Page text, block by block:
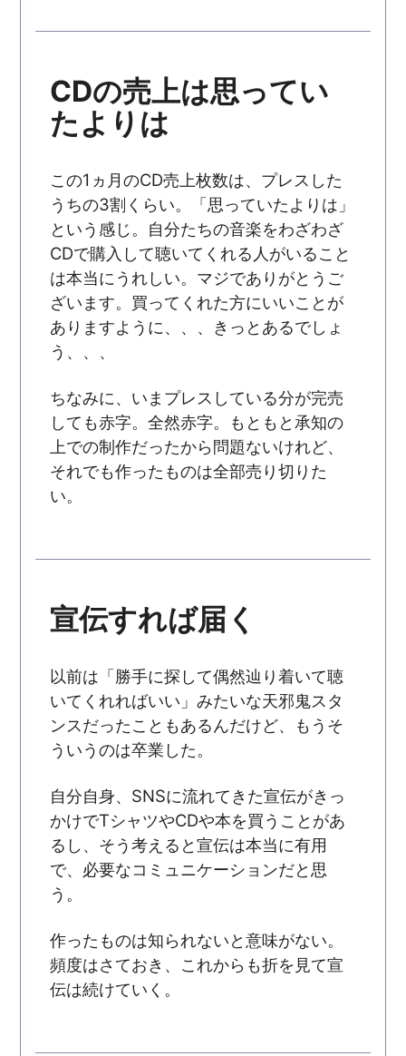
CDの売上は思ってい
たよりは
この1ヵ月のCD売上枚数は、プレスした
うちの3割くらい。「思っていたよりは」
という感じ。自分たちの音楽をわざわざ
CDで購入して聴いてくれる人がいること
は本当にうれしい。マジでありがとうご
ざいます。買ってくれた方にいいことが
ありますように、、、きっとあるでしょ
う、、、
ちなみに、いまプレスしている分が完売
しても赤字。全然赤字。もともと承知の
上での制作だったから問題ないけれど、
それでも作ったものは全部売り切りた
い。
宣伝すれば届く
以前は「勝手に探して偶然辿り着いて聴
いてくれればいい」みたいな天邪鬼スタ
ンスだったこともあるんだけど、もうそ
ういうのは卒業した。
自分自身、SNSに流れてきた宣伝がきっ
かけでTシャツやCDや本を買うことがあ
るし、そう考えると宣伝は本当に有用
で、必要なコミュニケーションだと思
う。
作ったものは知られないと意味がない。
頻度はさておき、これからも折を見て宣
伝は続けていく。